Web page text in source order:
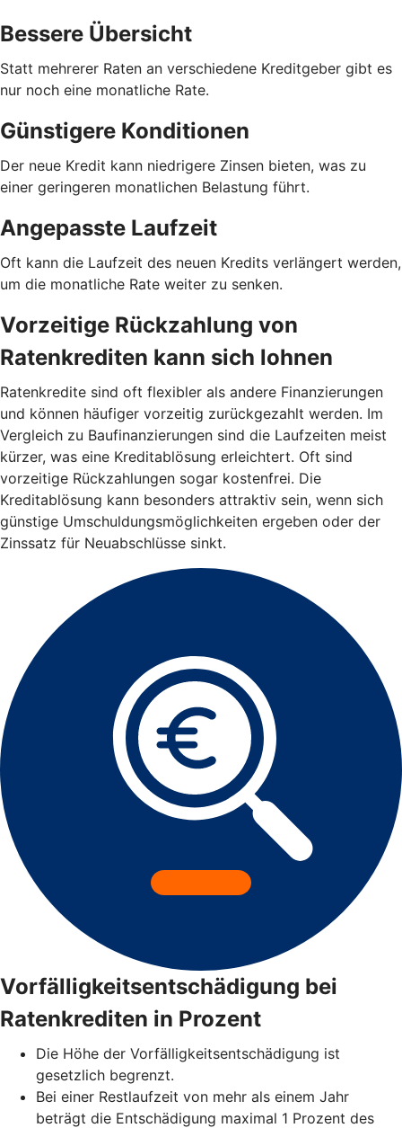
Bessere Übersicht
Statt mehrerer Raten an verschiedene Kreditgeber gibt es
nur noch eine monatliche Rate.
Günstigere Konditionen
Der neue Kredit kann niedrigere Zinsen bieten, was zu
einer geringeren monatlichen Belastung führt.
Angepasste Laufzeit
Oft kann die Laufzeit des neuen Kredits verlängert werden,
um die monatliche Rate weiter zu senken.
Vorzeitige Rückzahlung von
Ratenkrediten kann sich lohnen
Ratenkredite sind oft flexibler als andere Finanzierungen
und können häufiger vorzeitig zurückgezahlt werden. Im
Vergleich zu Baufinanzierungen sind die Laufzeiten meist
kürzer, was eine Kreditablösung erleichtert. Oft sind
vorzeitige Rückzahlungen sogar kostenfrei. Die
Kreditablösung kann besonders attraktiv sein, wenn sich
günstige Umschuldungsmöglichkeiten ergeben oder der
Zinssatz für Neuabschlüsse sinkt.
Vorfälligkeitsentschädigung bei
Ratenkrediten in Prozent
Die Höhe der Vorfälligkeitsentschädigung ist
gesetzlich begrenzt.
Bei einer Restlaufzeit von mehr als einem Jahr
beträgt die Entschädigung maximal 1 Prozent des